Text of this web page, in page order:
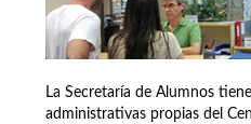
La Secretaría de Alumnos
administrativas propias del